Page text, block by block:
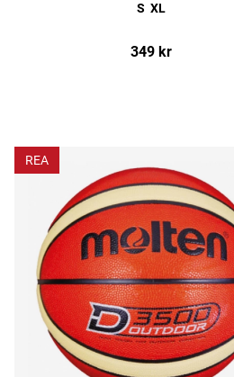
S XL
349 kr
REA